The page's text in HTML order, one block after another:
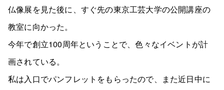
仏像展を見た後に、すぐ先の東京工芸大学の公開講座の
教室に向かった。
今年で創立100周年ということで、色々なイベントが計
画されている。
私は入口でパンフレットをもらったので、また近日中に